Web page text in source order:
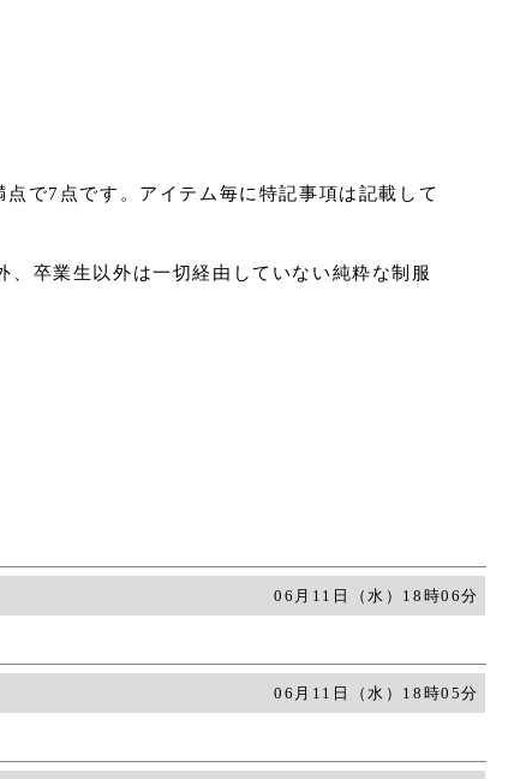
で7点です。アイテム毎に特記事項は記載して
卒業生以外は一切経由していない純粋な制服
06月11日（水）18時06分
06月11日（水）18時05分